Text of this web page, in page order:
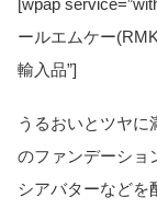
[wpap
ールエムケー
輸入品”]
うるおいとツヤに
のファンデーショ
シアバターなどを